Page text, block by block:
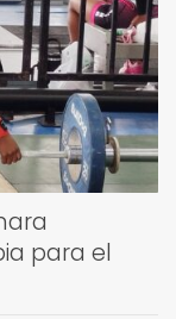
para el